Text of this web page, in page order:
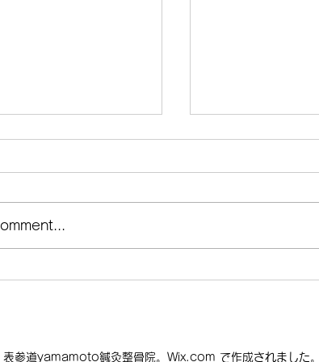
パズムとは？原因と
を鍼灸師がわかりや
師がわかりやすく解説
急に固まったように動
ことがあります。 表
ンがおすすめ？
に引き出す施術
す施術頻度を解説
では、初めの3〜
参道yamamoto鍼灸整骨院。Wix.com で作成されました。